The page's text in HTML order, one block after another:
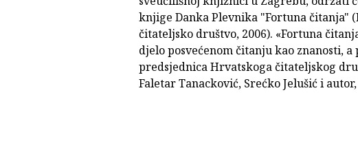
knjige Danka Plevnika "Fortuna čitanja"
čitateljsko društvo, 2006). «Fortuna
djelo posvećenom čitanju kao znanosti,
predsjednica Hrvatskoga čitateljskog
Faletar Tanacković, Srećko Jelušić i